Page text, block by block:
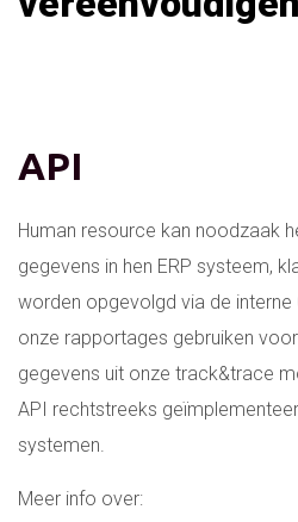
API
Human resource kan noodzaak
gegevens in hen ERP systeem,
worden opgevolgd via de interne
onze rapportages gebruiken
gegevens uit onze track&trace
API rechtstreeks
systemen.
Meer info over: